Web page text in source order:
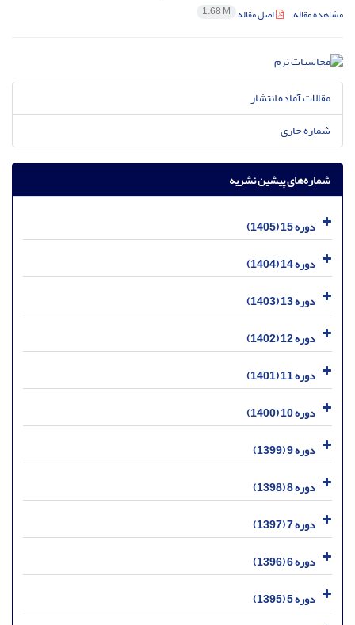
مشاهده مقاله اصل مقاله 1.68 M
مقالات آماده انتشار
شماره جاری
شماره‌های پیشین نشریه
دوره 15 (1405)
دوره 14 (1404)
دوره 13 (1403)
دوره 12 (1402)
دوره 11 (1401)
دوره 10 (1400)
دوره 9 (1399)
دوره 8 (1398)
دوره 7 (1397)
دوره 6 (1396)
دوره 5 (1395)